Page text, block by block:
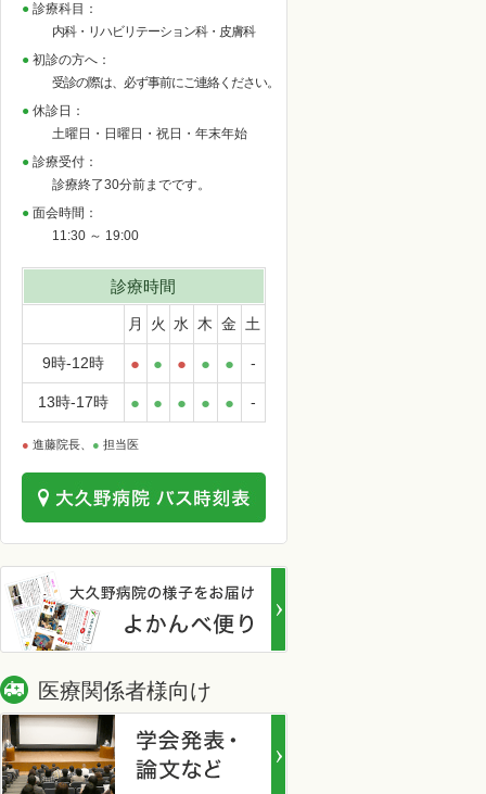
診療科目：
内科・リハビリテーション科・皮膚科
初診の方へ：
受診の際は、必ず事前にご連絡ください。
休診日：
土曜日・日曜日・祝日・年末年始
診療受付：
診療終了30分前までです。
面会時間：
11:30 ～ 19:00
診療時間
月 火 水 木 金 土
9時-12時 ● ● ● ● ● -
13時-17時 ● ● ● ● ● -
● 進藤院長、 ● 担当医
医療関係者様向け